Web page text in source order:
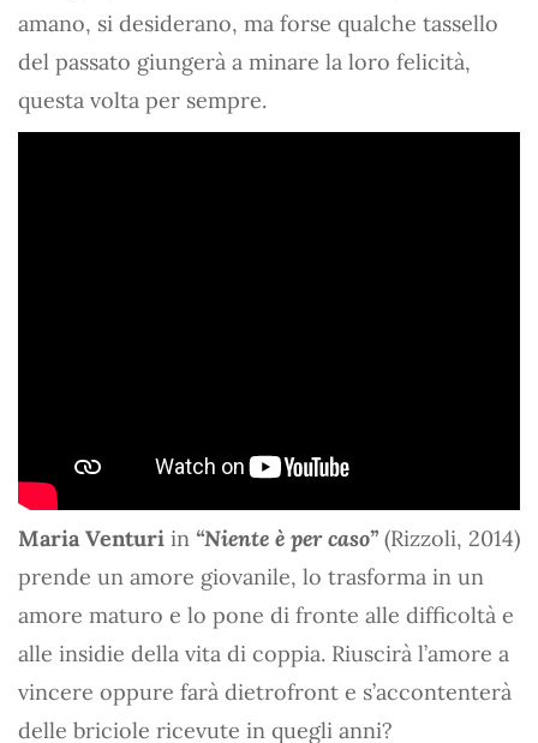
amano, si desiderano, ma forse qualche tassello
del passato giungerà a minare la loro felicità,
questa volta per sempre.
Maria Venturi in “Niente è per caso” (Rizzoli, 2014)
prende un amore giovanile, lo trasforma in un
amore maturo e lo pone di fronte alle difficoltà e
alle insidie della vita di coppia. Riuscirà l’amore a
vincere oppure farà dietrofront e s’accontenterà
delle briciole ricevute in quegli anni?